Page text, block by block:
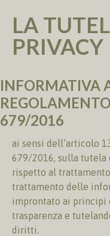
LA
PRIVACY
INFORMATIVA
679/2016
ai sensi dell’articolo
679/2016, sulla
rispetto al
trattamento delle
improntato ai principi
trasparenza e
diritti.